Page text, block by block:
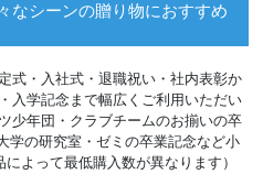
なシーンの贈り物におすすめ
式・入社式・退職祝い・社内表彰か
入学記念まで幅広くご利用いただい
少年団・クラブチームのお揃いの卒
学の研究室・ゼミの卒業記念など小
よって最低購入数が異なります）